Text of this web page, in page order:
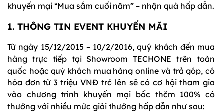
khuyến mại “Mua sắm cuối năm” – nhận quà hấp dẫn.
1. THÔNG TIN EVENT KHUYẾN MÃI
Từ ngày 15/12/2015 – 10/2/2016, quý khách đến mua
hàng trực tiếp tại Showroom TECHONE trên toàn
quốc hoặc quý khách mua hàng online và trả góp, có
hóa đơn từ 3 triệu VNĐ trở lên sẽ có cơ hội tham gia
vào chương trình khuyến mại bốc thăm 100% có
thưởng với nhiều mức giải thưởng hấp dẫn như sau: